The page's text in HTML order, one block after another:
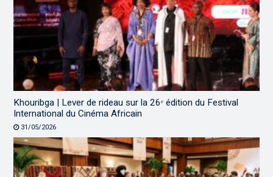
Khouribga | Lever de rideau sur la 26ᵉ édition du Festival
International du Cinéma Africain
31/05/2026